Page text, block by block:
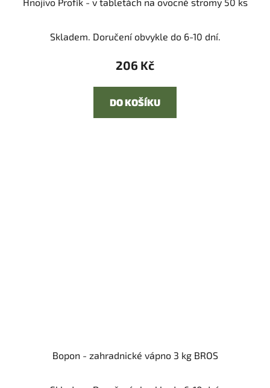
Skladem. Doručení obvykle do 6-10 dní.
206 Kč
DO KOŠÍKU
Bopon - zahradnické vápno 3 kg BROS